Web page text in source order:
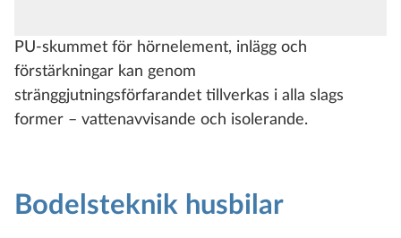
PU-skummet för hörnelement, inlägg och
förstärkningar kan genom
stränggjutningsförfarandet tillverkas i alla slags
former – vattenavvisande och isolerande.
Bodelsteknik husbilar